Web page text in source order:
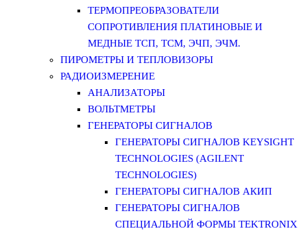
ТЕРМОПРЕОБРАЗОВАТЕЛИ
СОПРОТИВЛЕНИЯ ПЛАТИНОВЫЕ И
МЕДНЫЕ ТСП, ТСМ, ЭЧП, ЭЧМ.
ПИРОМЕТРЫ И ТЕПЛОВИЗОРЫ
РАДИОИЗМЕРЕНИЕ
АНАЛИЗАТОРЫ
ВОЛЬТМЕТРЫ
ГЕНЕРАТОРЫ СИГНАЛОВ
ГЕНЕРАТОРЫ СИГНАЛОВ KEYSIGHT
TECHNOLOGIES (AGILENT
TECHNOLOGIES)
ГЕНЕРАТОРЫ СИГНАЛОВ АКИП
ГЕНЕРАТОРЫ СИГНАЛОВ
СПЕЦИАЛЬНОЙ ФОРМЫ TEKTRONIX